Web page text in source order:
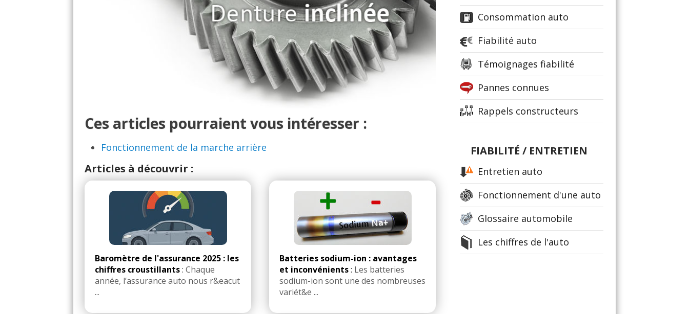
Ces articles pourraient vous intéresser :
Fonctionnement de la marche arrière
Articles à découvrir :
Baromètre de l'assurance 2025 : les
chiffres croustillants: Chaque
année, l’assurance auto nous r&eacut
...
Batteries sodium-ion : avantages
et inconvénients: Les batteries
sodium-ion sont une des nombreuses
variét&e ...
Consommation auto
Fiabilité auto
Témoignages fiabilité
Pannes connues
Rappels constructeurs
FIABILITÉ / ENTRETIEN
Entretien auto
Fonctionnement d'une auto
Glossaire automobile
Les chiffres de l'auto